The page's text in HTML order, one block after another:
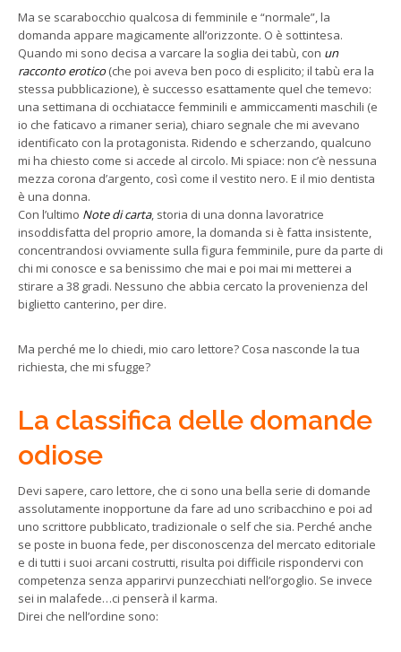
Ma se scarabocchio qualcosa di femminile e “normale”, la
domanda appare magicamente all’orizzonte. O è sottintesa.
Quando mi sono decisa a varcare la soglia dei tabù, con un
racconto erotico(che poi aveva ben poco di esplicito; il tabù era la
stessa pubblicazione), è successo esattamente quel che temevo:
una settimana di occhiatacce femminili e ammiccamenti maschili (e
io che faticavo a rimaner seria), chiaro segnale che mi avevano
identificato con la protagonista. Ridendo e scherzando, qualcuno
mi ha chiesto come si accede al circolo. Mi spiace: non c’è nessuna
mezza corona d’argento, così come il vestito nero. E il mio dentista
è una donna.
Con l’ultimo Note di carta, storia di una donna lavoratrice
insoddisfatta del proprio amore, la domanda si è fatta insistente,
concentrandosi ovviamente sulla figura femminile, pure da parte di
chi mi conosce e sa benissimo che mai e poi mai mi metterei a
stirare a 38 gradi. Nessuno che abbia cercato la provenienza del
biglietto canterino, per dire.
Ma perché me lo chiedi, mio caro lettore? Cosa nasconde la tua
richiesta, che mi sfugge?
La classifica delle domande
odiose
Devi sapere, caro lettore, che ci sono una bella serie di domande
assolutamente inopportune da fare ad uno scribacchino e poi ad
uno scrittore pubblicato, tradizionale o self che sia. Perché anche
se poste in buona fede, per disconoscenza del mercato editoriale
e di tutti i suoi arcani costrutti, risulta poi difficile rispondervi con
competenza senza apparirvi punzecchiati nell’orgoglio. Se invece
sei in malafede…ci penserà il karma.
Direi che nell’ordine sono: